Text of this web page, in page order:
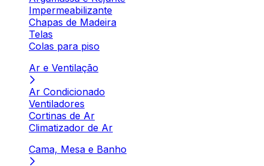
Impermeabilizante
Chapas de Madeira
Telas
Colas para piso
Ar e Ventilação
Ar Condicionado
Ventiladores
Cortinas de Ar
Climatizador de Ar
Cama, Mesa e Banho